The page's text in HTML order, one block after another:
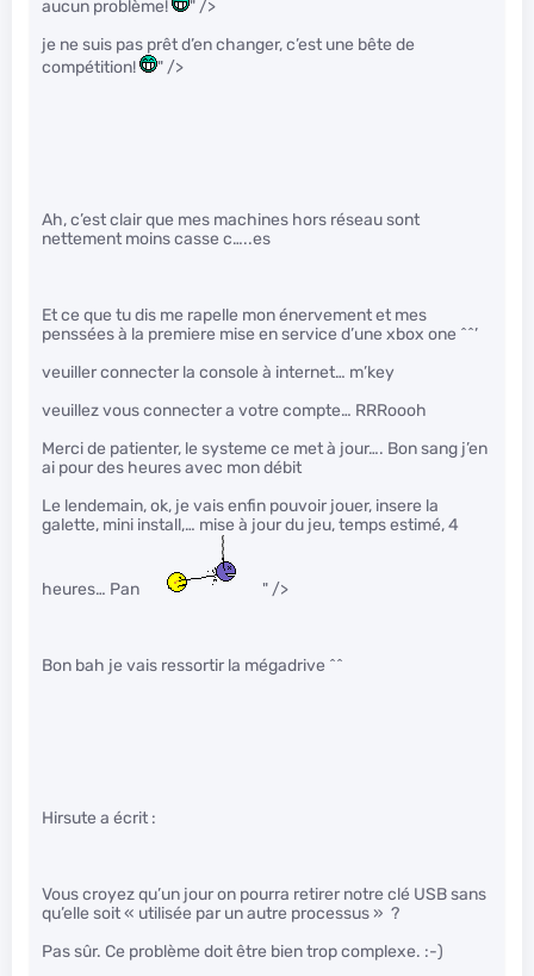
aucun problème!
" />
je ne suis pas prêt d’en changer, c’est une bête de
compétition!
" />
Ah, c’est clair que mes machines hors réseau sont
nettement moins casse c…..es
Et ce que tu dis me rapelle mon énervement et mes
penssées à la premiere mise en service d’une xbox one ^^’
veuiller connecter la console à internet… m’key
veuillez vous connecter a votre compte… RRRoooh
Merci de patienter, le systeme ce met à jour…. Bon sang j’en
ai pour des heures avec mon débit
Le lendemain, ok, je vais enfin pouvoir jouer, insere la
galette, mini install,… mise à jour du jeu, temps estimé, 4
heures… Pan " />
Bon bah je vais ressortir la mégadrive ^^
Hirsute a écrit :
Vous croyez qu’un jour on pourra retirer notre clé USB sans
qu’elle soit « utilisée par un autre processus » ?
Pas sûr. Ce problème doit être bien trop complexe. :-)